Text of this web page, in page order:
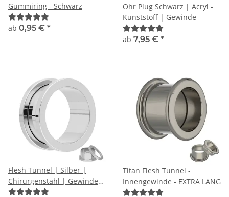
Gummiring - Schwarz
ab 0,95 € *
Ohr Plug Schwarz | Acryl -
Kunststoff | Gewinde
ab 7,95 € *
Flesh Tunnel | Silber |
Chirurgenstahl | Gewinde
Ohrtunnel
Titan Flesh Tunnel -
Innengewinde - EXTRA LANG